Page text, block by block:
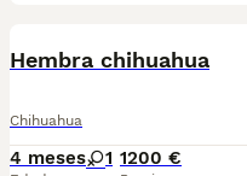
Hembra chihuahua
Chihuahua
4 meses 1 1200 €